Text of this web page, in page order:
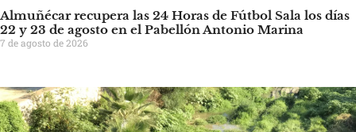
Almuñécar recupera las 24 Horas de Fútbol Sala los días
22 y 23 de agosto en el Pabellón Antonio Marina
7 de agosto de 2026